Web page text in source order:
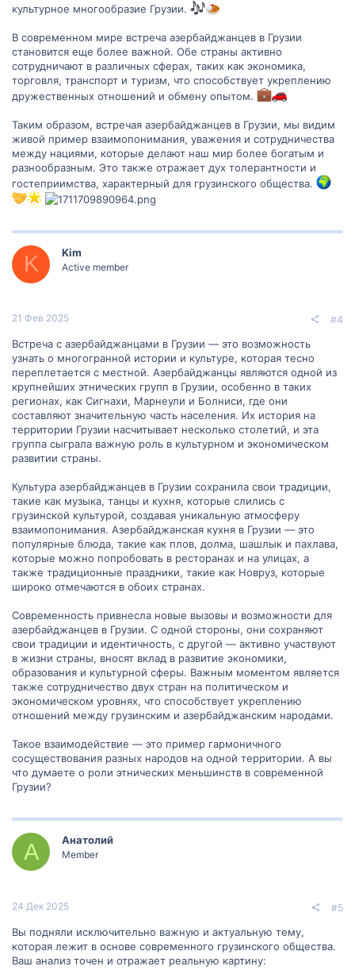
культурное многообразие Грузии.
В современном мире встреча азербайджанцев в Грузии
становится еще более важной. Обе страны активно
сотрудничают в различных сферах, таких как экономика,
торговля, транспорт и туризм, что способствует укреплению
дружественных отношений и обмену опытом.
Таким образом, встречая азербайджанцев в Грузии, мы видим
живой пример взаимопонимания, уважения и сотрудничества
между нациями, которые делают наш мир более богатым и
разнообразным. Это также отражает дух толерантности и
гостеприимства, характерный для грузинского общества.
K Kim
Active member
21 Фев 2025 #4
Встреча с азербайджанцами в Грузии — это возможность
узнать о многогранной истории и культуре, которая тесно
переплетается с местной. Азербайджанцы являются одной из
крупнейших этнических групп в Грузии, особенно в таких
регионах, как Сигнахи, Марнеули и Болниси, где они
составляют значительную часть населения. Их история на
территории Грузии насчитывает несколько столетий, и эта
группа сыграла важную роль в культурном и экономическом
развитии страны.
Культура азербайджанцев в Грузии сохранила свои традиции,
такие как музыка, танцы и кухня, которые слились с
грузинской культурой, создавая уникальную атмосферу
взаимопонимания. Азербайджанская кухня в Грузии — это
популярные блюда, такие как плов, долма, шашлык и пахлава,
которые можно попробовать в ресторанах и на улицах, а
также традиционные праздники, такие как Новруз, которые
широко отмечаются в обоих странах.
Современность привнесла новые вызовы и возможности для
азербайджанцев в Грузии. С одной стороны, они сохраняют
свои традиции и идентичность, с другой — активно участвуют
в жизни страны, вносят вклад в развитие экономики,
образования и культурной сферы. Важным моментом является
также сотрудничество двух стран на политическом и
экономическом уровнях, что способствует укреплению
отношений между грузинским и азербайджанским народами.
Такое взаимодействие — это пример гармоничного
сосуществования разных народов на одной территории. А вы
что думаете о роли этнических меньшинств в современной
Грузии?
А Анатолий
Member
24 Дек 2025 #5
Вы подняли исключительно важную и актуальную тему,
которая лежит в основе современного грузинского общества.
Ваш анализ точен и отражает реальную картину: